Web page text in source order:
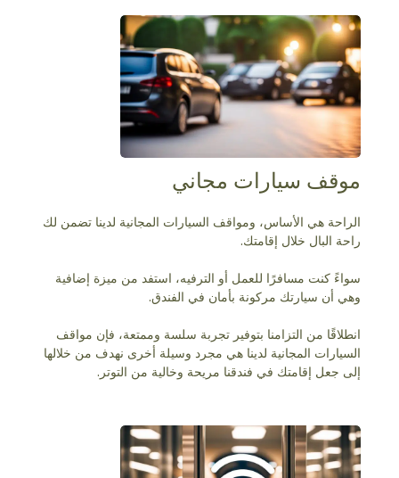
موقف سيارات مجاني
الراحة هي الأساس، ومواقف السيارات المجانية لدينا تضمن لك
راحة البال خلال إقامتك.
سواءً كنت مسافرًا للعمل أو الترفيه، استفد من ميزة إضافية
وهي أن سيارتك مركونة بأمان في الفندق.
انطلاقًا من التزامنا بتوفير تجربة سلسة وممتعة، فإن مواقف
السيارات المجانية لدينا هي مجرد وسيلة أخرى نهدف من خلالها
إلى جعل إقامتك في فندقنا مريحة وخالية من التوتر.